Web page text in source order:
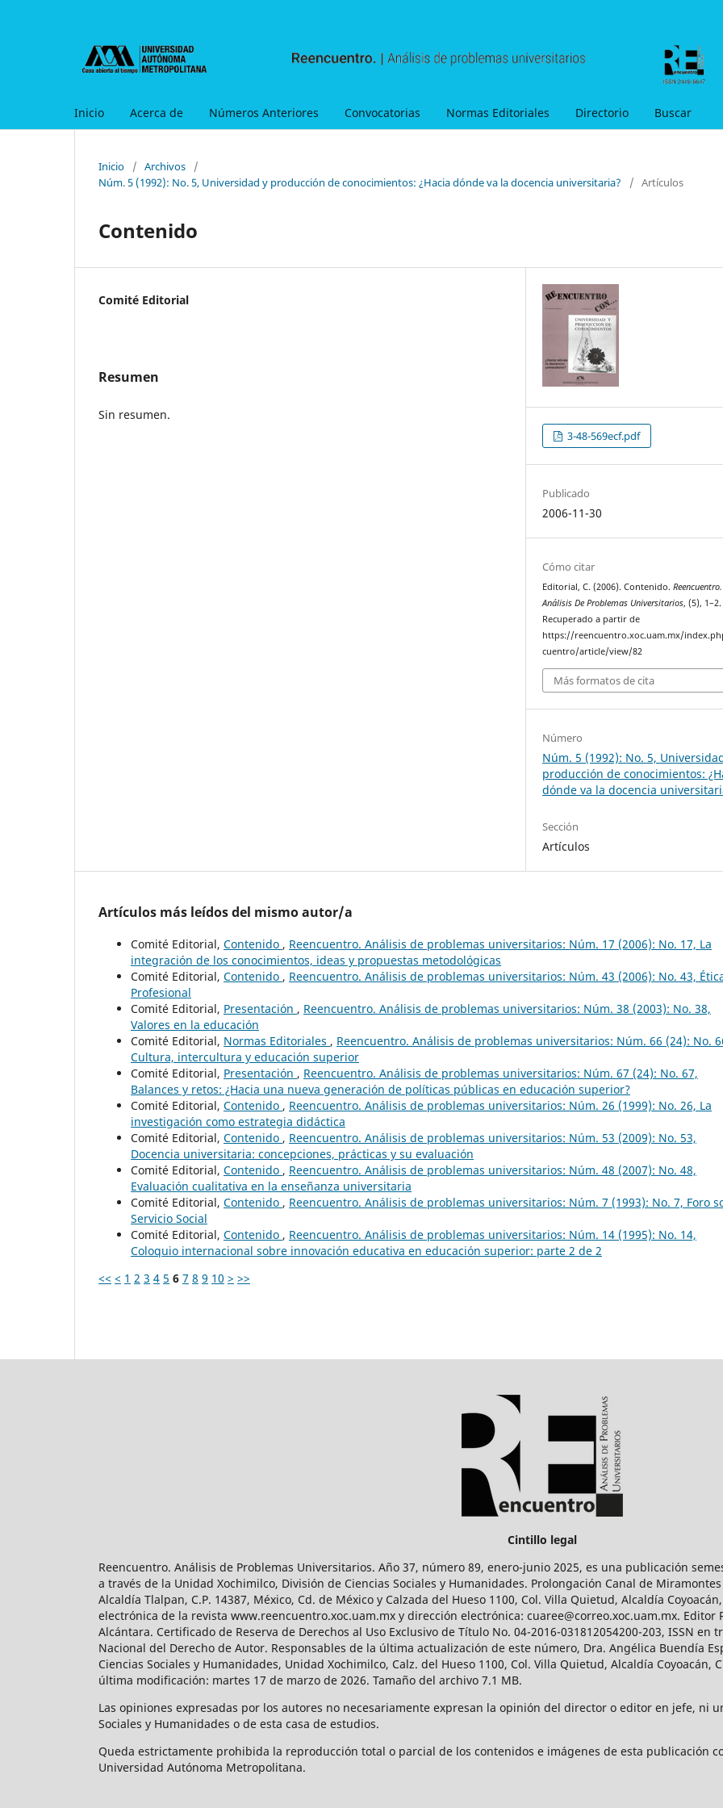
Inicio Acerca de Números Anteriores Convocatorias Normas Editoriales Directorio Buscar
Inicio / Archivos
/
Núm. 5 (1992): No. 5, Universidad y producción de conocimientos: ¿Hacia dónde va la docencia universitaria?
/ Artículos
Contenido
Comité Editorial
Resumen
Sin resumen.
3-48-569ecf.pdf
Publicado
2006-11-30
Cómo citar
Editorial, C. (2006). Contenido.Reencuentro.
Análisis De Problemas Universitarios, (5), 1–2.
Recuperado a partir de
https://reencuentro.xoc.uam.mx/
cuentro/article/view/82
Más formatos de cita
Número
Núm. 5 (1992): No. 5,
producción de conocimientos:
dónde va la docencia
Sección
Artículos
Artículos más leídos del mismo autor/a
Comité Editorial, Contenido , Reencuentro. Análisis de problemas universitarios: Núm. 17 (2006): No. 17, La
integración de los conocimientos, ideas y propuestas metodológicas
Comité Editorial, Contenido , Reencuentro. Análisis de problemas universitarios: Núm. 43 (2006): No. 43,
Profesional
Comité Editorial, Presentación , Reencuentro. Análisis de problemas universitarios: Núm. 38 (2003): No. 38,
Valores en la educación
Comité Editorial, Normas Editoriales , Reencuentro. Análisis de problemas universitarios: Núm. 66 (24): No.
Cultura, intercultura y educación superior
Comité Editorial, Presentación , Reencuentro. Análisis de problemas universitarios: Núm. 67 (24): No. 67,
Balances y retos: ¿Hacia una nueva generación de políticas públicas en educación superior?
Comité Editorial, Contenido , Reencuentro. Análisis de problemas universitarios: Núm. 26 (1999): No. 26, La
investigación como estrategia didáctica
Comité Editorial, Contenido , Reencuentro. Análisis de problemas universitarios: Núm. 53 (2009): No. 53,
Docencia universitaria: concepciones, prácticas y su evaluación
Comité Editorial, Contenido , Reencuentro. Análisis de problemas universitarios: Núm. 48 (2007): No. 48,
Evaluación cualitativa en la enseñanza universitaria
Comité Editorial, Contenido , Reencuentro. Análisis de problemas universitarios: Núm. 7 (1993): No. 7, Foro
Servicio Social
Comité Editorial, Contenido , Reencuentro. Análisis de problemas universitarios: Núm. 14 (1995): No. 14,
Coloquio internacional sobre innovación educativa en educación superior: parte 2 de 2
<< < 1 2 3 4 5 6 7 8 9 10 > >>
Cintillo legal
Reencuentro. Análisis de Problemas Universitarios. Año 37, número 89, enero-junio 2025, es una publicación
a través de la Unidad Xochimilco, División de Ciencias Sociales y Humanidades. Prolongación Canal de Miramontes
Alcaldía Tlalpan, C.P. 14387, México, Cd. de México y Calzada del Hueso 1100, Col. Villa Quietud, Alcaldía
electrónica de la revista www.reencuentro.xoc.uam.mx y dirección electrónica: cuaree@correo.xoc.uam.mx. Editor
Alcántara. Certificado de Reserva de Derechos al Uso Exclusivo de Título No. 04-2016-031812054200-203, ISSN
Nacional del Derecho de Autor. Responsables de la última actualización de este número, Dra. Angélica Buendía
Ciencias Sociales y Humanidades, Unidad Xochimilco, Calz. del Hueso 1100, Col. Villa Quietud, Alcaldía Coyoacán,
última modificación: martes 17 de marzo de 2026. Tamaño del archivo 7.1 MB.
Las opiniones expresadas por los autores no necesariamente expresan la opinión del director o editor en jefe, ni
Sociales y Humanidades o de esta casa de estudios.
Queda estrictamente prohibida la reproducción total o parcial de los contenidos e imágenes de esta publicación
Universidad Autónoma Metropolitana.